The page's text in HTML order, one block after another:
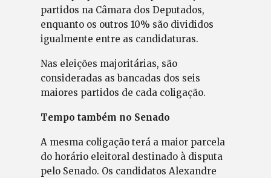
partidos na Câmara dos Deputados,
enquanto os outros 10% são divididos
igualmente entre as candidaturas.
Nas eleições majoritárias, são
consideradas as bancadas dos seis
maiores partidos de cada coligação.
Tempo também no Senado
A mesma coligação terá a maior parcela
do horário eleitoral destinado à disputa
pelo Senado. Os candidatos Alexandre